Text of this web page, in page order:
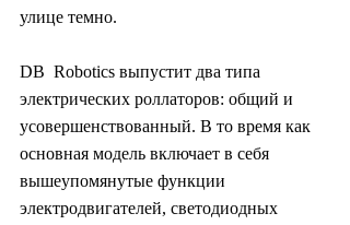
улице темно.
DB  Robotics выпустит два типа
электрических роллаторов: общий и
усовершенствованный. В то время как
основная модель включает в себя
вышеупомянутые функции
электродвигателей, светодиодных